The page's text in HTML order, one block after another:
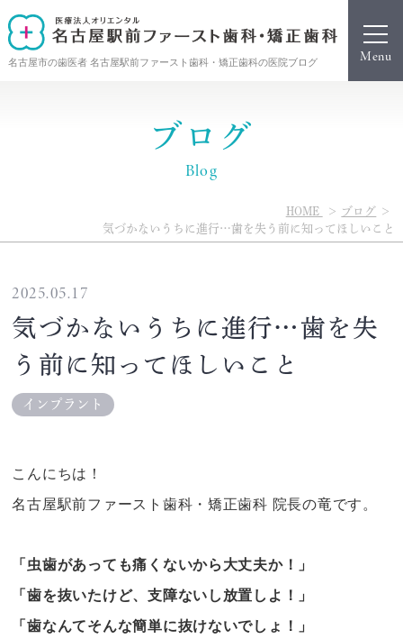
名古屋市の歯医者 名古屋駅前ファースト歯科・矯正歯科の医院ブログ
ブログ
Blog
HOME
ブログ
気づかないうちに進行…歯を失う前に知ってほしいこと
2025.05.17
気づかないうちに進行…歯を失
う前に知ってほしいこと
インプラント
こんにちは！
名古屋駅前ファースト歯科・矯正歯科 院長の竜です。
「虫歯があっても痛くないから大丈夫か！」
「歯を抜いたけど、支障ないし放置しよ！」
「歯なんてそんな簡単に抜けないでしょ！」